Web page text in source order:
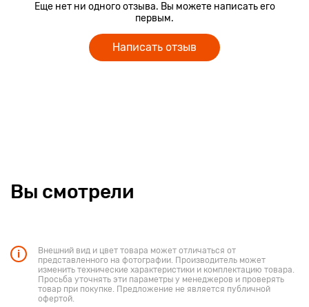
Еще нет ни одного отзыва. Вы можете написать его
первым.
Написать отзыв
Вы смотрели
Внешний вид и цвет товара может отличаться от
представленного на фотографии. Производитель может
изменить технические характеристики и комплектацию товара.
Просьба уточнять эти параметры у менеджеров и проверять
товар при покупке. Предложение не является публичной
офертой.